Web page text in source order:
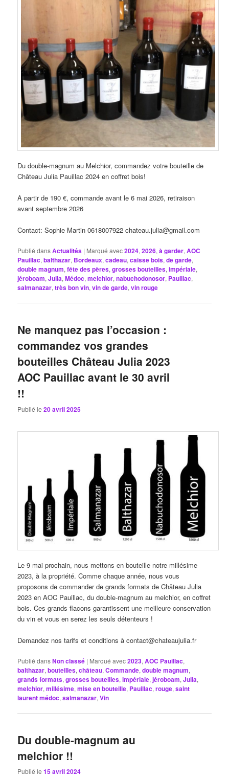
Du double-magnum au Melchior, commandez votre bouteille de
Château Julia Pauillac 2024 en coffret bois!
A partir de 190 €, commande avant le 6 mai 2026, retiraison
avant septembre 2026
Contact: Sophie Martin 0618007922 chateau.julia@gmail.com
Publié dansActualités | Marqué avec2024,2026,à garder,AOC
Pauillac,balthazar, Bordeaux,cadeau,caisse bois,de garde,
double magnum,fête des pères,grosses bouteilles,impériale,
jéroboam,Julia,Médoc,melchior,nabuchodonosor, Pauillac,
salmanazar,très bon vin,vin de garde,vin rouge
Ne manquez pas l’occasion :
commandez vos grandes
bouteilles Château Julia 2023
AOC Pauillac avant le 30 avril
!!
Publié le20 avril 2025
Le 9 mai prochain, nous mettons en bouteille notre millésime
2023, à la propriété. Comme chaque année, nous vous
proposons de commander de grands formats de Château Julia
2023 en AOC Pauillac, du double-magnum au melchior, en coffret
bois. Ces grands flacons garantissent une meilleure conservation
du vin et vous en serez les seuls détenteurs !
Demandez nos tarifs et conditions à contact@chateaujulia.fr
Publié dansNon classé | Marqué avec2023,AOC Pauillac,
balthazar,bouteilles,château,Commande,double magnum,
grands formats,grosses bouteilles,impériale,jéroboam,Julia,
melchior,millésime,mise en bouteille, Pauillac,rouge,saint
laurent médoc,salmanazar,Vin
Du double-magnum au
melchior !!
Publié le15 avril 2024